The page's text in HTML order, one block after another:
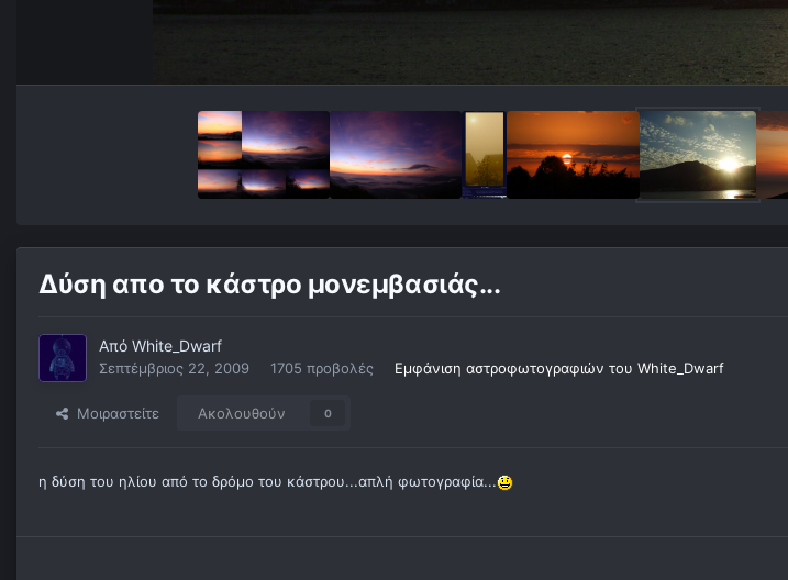
Δύση απο το κάστρο μονεμβασιάς...
Από White_Dwarf
Σεπτέμβριος 22, 2009 1705 προβολές Εμφάνιση αστροφωτογραφιών του White_Dwarf
Μοιραστείτε Ακολουθούν 0
η δύση του ηλίου από το δρόμο του κάστρου...απλή φωτογραφία...